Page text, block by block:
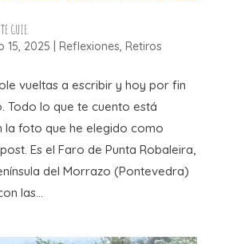
GUIE.
15, 2025 Reflexiones, Retiros
vueltas a escribir y hoy por fin
Todo lo que te cuento está
la foto que he elegido como
Es el Faro de Punta Robaleira,
del Morrazo (Pontevedra)
las...